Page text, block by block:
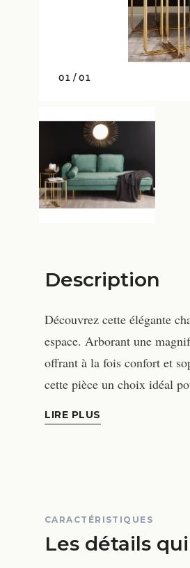
01 /01
Description
Découvrez cette élégante
espace. Arborant une
offrant à la fois confort et
cette pièce un choix idéal
LIRE PLUS
CARACTÉRISTIQUES
Les détails